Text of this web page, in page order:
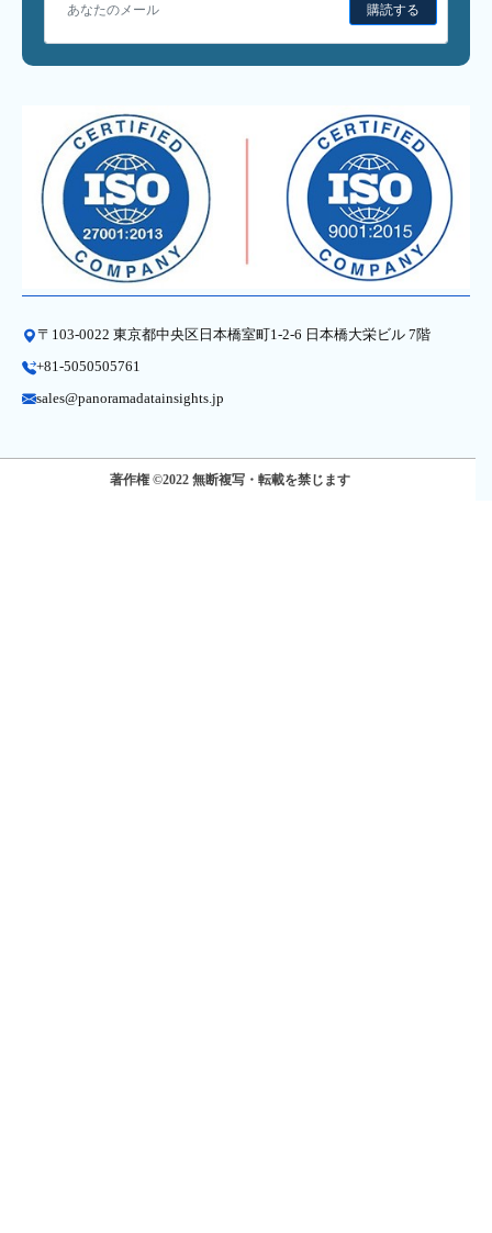
購読する
〒103-0022 東京都中央区日本橋室町1-2-6 日本橋大栄ビル 7階
+81-5050505761
sales@panoramadatainsights.jp
著作権 ©2022 無断複写・転載を禁じます